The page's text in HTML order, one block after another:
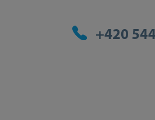
+420